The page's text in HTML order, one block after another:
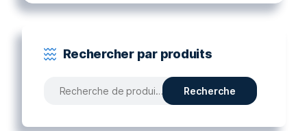
Rechercher par produits
Recherche
Recherche